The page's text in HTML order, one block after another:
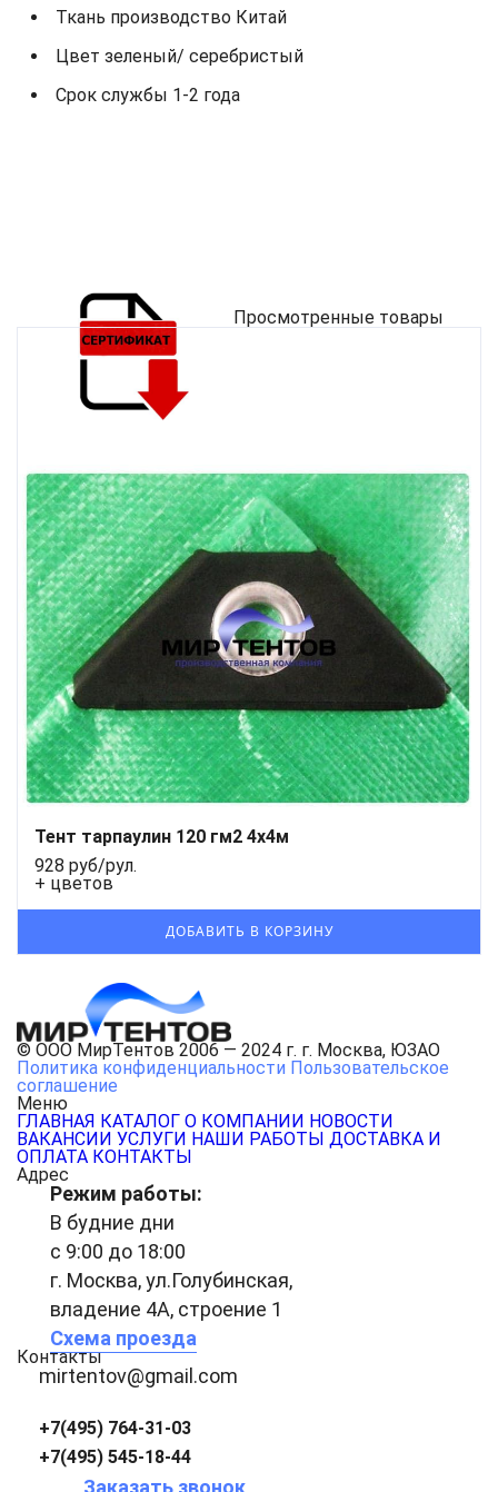
Ткань производство Китай
Цвет зеленый/ серебристый
Срок службы 1-2 года
Просмотренные товары
Тент тарпаулин 120 гм2 4x4м
928 руб/рул.
+ цветов
© ООО МирТентов 2006 — 2024 г. г. Москва, ЮЗАО
Политика конфиденциальности Пользовательское
соглашение
Меню
ГЛАВНАЯ КАТАЛОГ О КОМПАНИИ НОВОСТИ
ВАКАНСИИ УСЛУГИ НАШИ РАБОТЫ ДОСТАВКА И
ОПЛАТА КОНТАКТЫ
Адрес
Режим работы:
В будние дни
с 9:00 до 18:00
г. Москва, ул.Голубинская,
владение 4А, строение 1
Схема проезда
Контакты
mirtentov@gmail.com
+7(495) 764-31-03
+7(495) 545-18-44
Заказать звонок